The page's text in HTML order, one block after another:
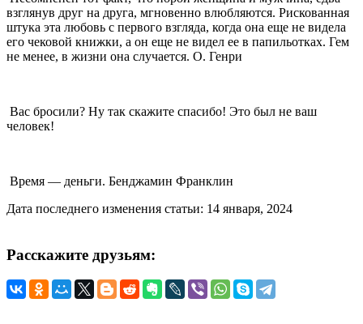
взглянув друг на друга, мгновенно влюбляются. Рискованная
штука эта любовь с первого взгляда, когда она еще не видела
его чековой книжки, а он еще не видел ее в папильотках. Гем
не менее, в жизни она случается. О. Генри
Вас бросили? Ну так скажите спасибо! Это был не ваш
человек!
Время — деньги. Бенджамин Франклин
Дата последнего изменения статьи: 14 января, 2024
Расскажите друзьям: